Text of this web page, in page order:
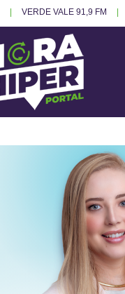
VERDE VALE 91,9 FM